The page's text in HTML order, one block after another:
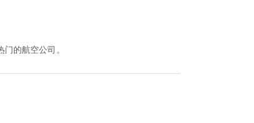
的航空公司。